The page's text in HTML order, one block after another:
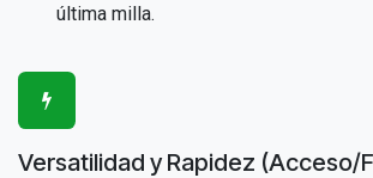
última milla.
Versatilidad y Rapidez (Acceso/